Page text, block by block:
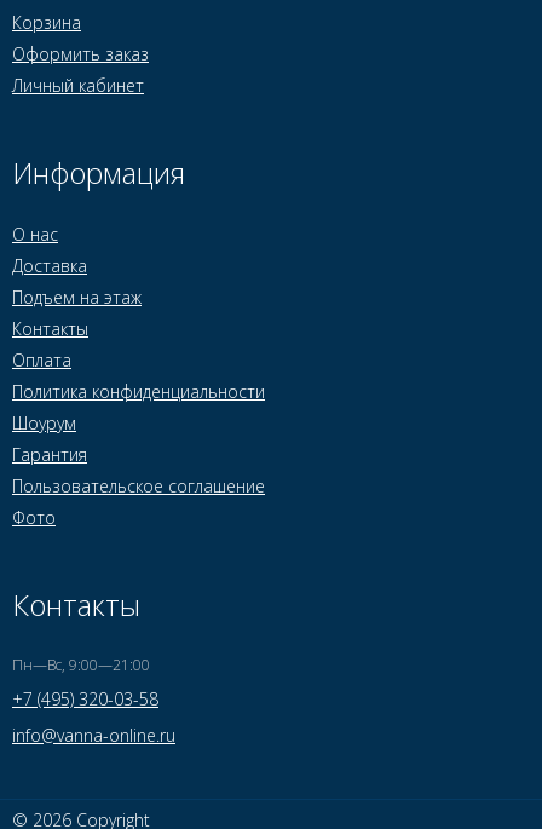
Корзина
Оформить заказ
Личный кабинет
Информация
О нас
Доставка
Подъем на этаж
Контакты
Оплата
Политика конфиденциальности
Шоурум
Гарантия
Пользовательское соглашение
Фото
Контакты
Пн—Вс, 9:00—21:00
+7 (495) 320-03-58
info@vanna-online.ru
© 2026 Copyright